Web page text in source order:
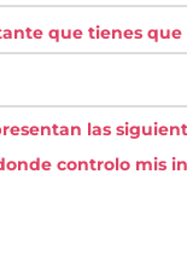
que tienes
las
controlo mis